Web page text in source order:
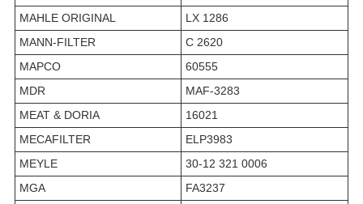
MAHLE ORIGINAL
LX 1286
MANN-FILTER
C 2620
MAPCO
60555
MDR
MAF-3283
MEAT & DORIA
16021
MECAFILTER
ELP3983
MEYLE
30-12 321 0006
MGA
FA3237